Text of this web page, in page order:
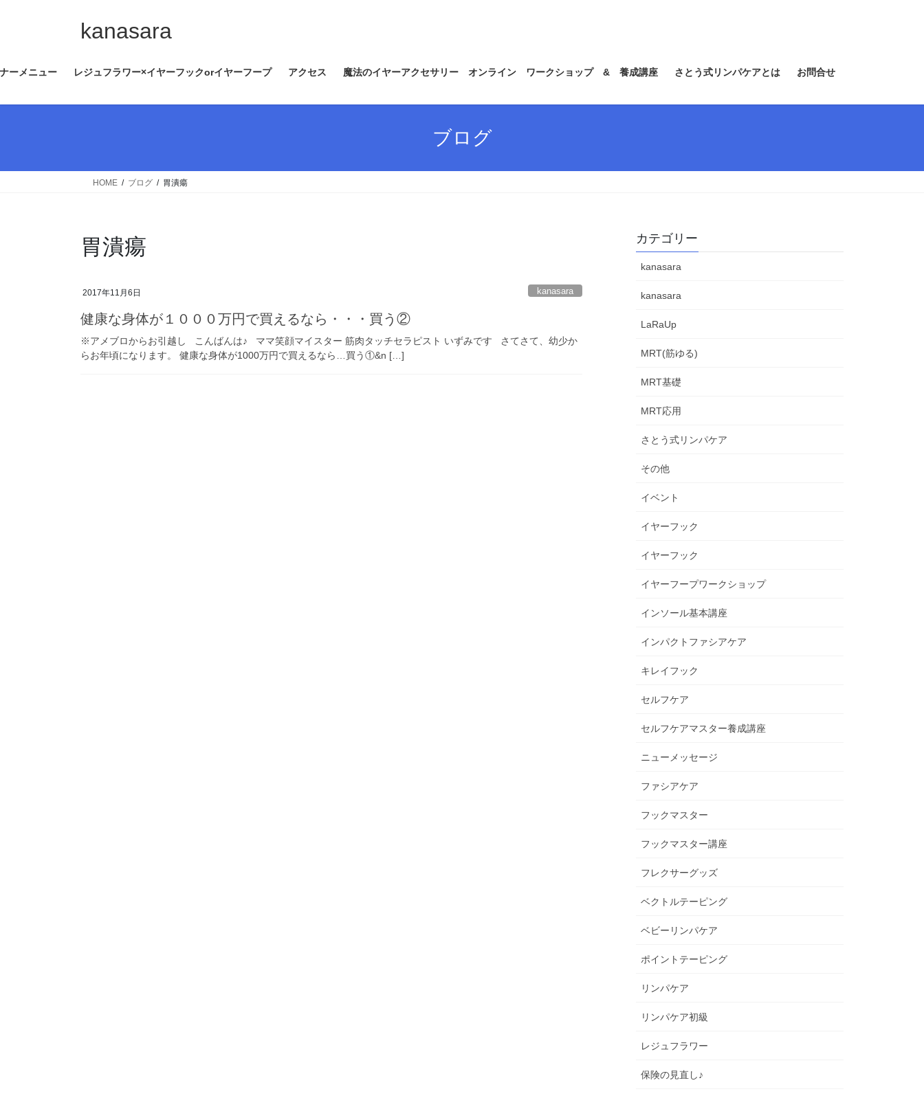
ツ
ス
シ
ン
kanasara
ーメニュー レジュフラワー×イヤーフックorイヤーフープ アクセス 魔法のイヤーアクセサリー オンライン ワークショップ & 養成講座 さとう式リンパケアとは お問合せ
ブログ
HOME ブログ 胃潰瘍
胃潰瘍
2017年11月6日 kanasara
健康な身体が１０００万円で買えるなら・・・買う②
※アメブロからお引越し こんばんは♪ ママ笑顔マイスター 筋肉タッチセラピスト いずみです さてさて、幼少か
らお年頃になります。 健康な身体が1000万円で買えるなら…買う①&n […]
カテゴリー
kanasara
kanasara
LaRaUp
MRT(筋ゆる)
MRT基礎
MRT応用
さとう式リンパケア
その他
イベント
イヤーフック
イヤーフック
イヤーフープワークショップ
インソール基本講座
インパクトファシアケア
キレイフック
セルフケア
セルフケアマスター養成講座
ニューメッセージ
ファシアケア
フックマスター
フックマスター講座
フレクサーグッズ
ベクトルテーピング
ベビーリンパケア
ポイントテーピング
リンパケア
リンパケア初級
レジュフラワー
保険の見直し♪